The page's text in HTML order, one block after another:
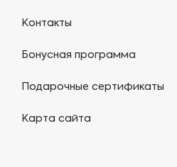
Контакты
Бонусная программа
Подарочные сертификаты
Карта сайта